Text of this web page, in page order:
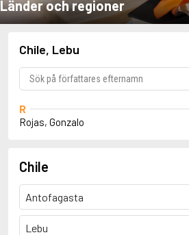
Länder och regioner
Chile, Lebu
R
Rojas, Gonzalo
Chile
Antofagasta
Lebu